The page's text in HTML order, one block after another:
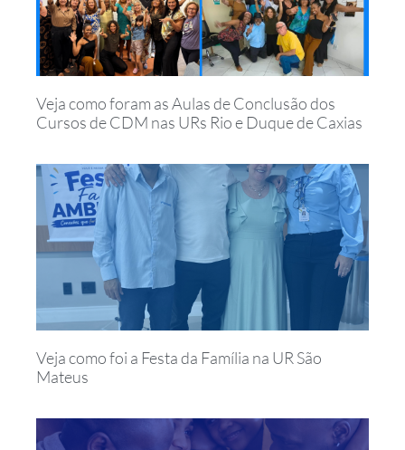
Veja como foram as Aulas de Conclusão dos
Cursos de CDM nas URs Rio e Duque de Caxias
Veja como foi a Festa da Família na UR São
Mateus